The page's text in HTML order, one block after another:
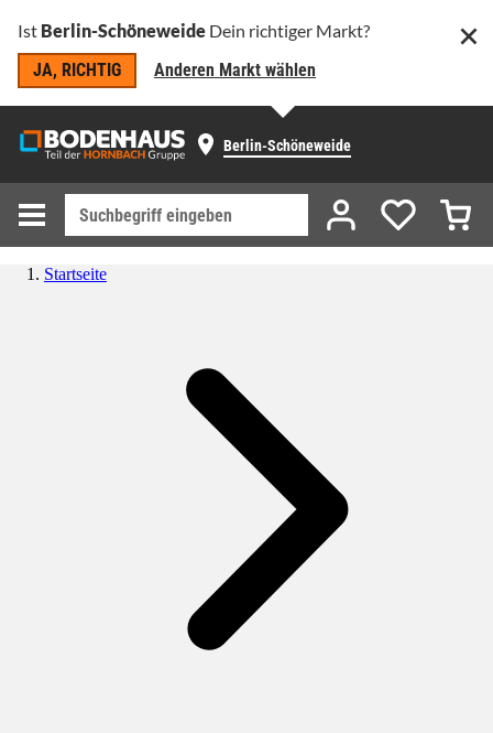
Ist Berlin-Schöneweide Dein richtiger Markt?
JA, RICHTIG
Anderen Markt wählen
Berlin-Schöneweide
Startseite